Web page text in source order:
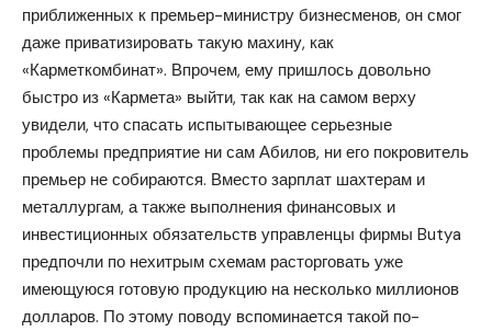
приближенных к премьер-министру бизнесменов, он смог
даже приватизировать такую махину, как
«Карметкомбинат». Впрочем, ему пришлось довольно
быстро из «Кармета» выйти, так как на самом верху
увидели, что спасать испытывающее серьезные
проблемы предприятие ни сам Абилов, ни его покровитель
премьер не собираются. Вместо зарплат шахтерам и
металлургам, а также выполнения финансовых и
инвестиционных обязательств управленцы фирмы Butya
предпочли по нехитрым схемам расторговать уже
имеющуюся готовую продукцию на несколько миллионов
долларов. По этому поводу вспоминается такой по-